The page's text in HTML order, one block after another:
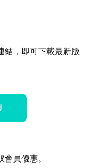
結，即可下載最新版
員優惠。